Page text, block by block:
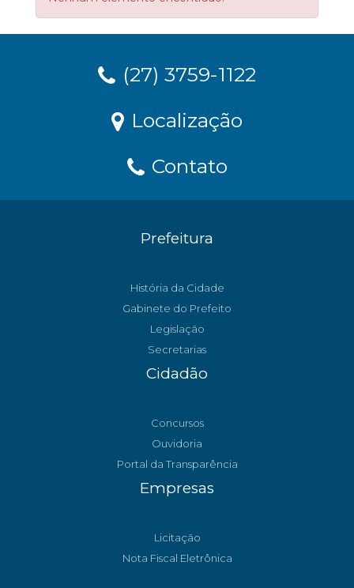
(27) 3759-1122
Localização
Contato
Prefeitura
História da Cidade
Gabinete do Prefeito
Legislação
Secretarias
Cidadão
Concursos
Ouvidoria
Portal da Transparência
Empresas
Licitação
Nota Fiscal Eletrônica